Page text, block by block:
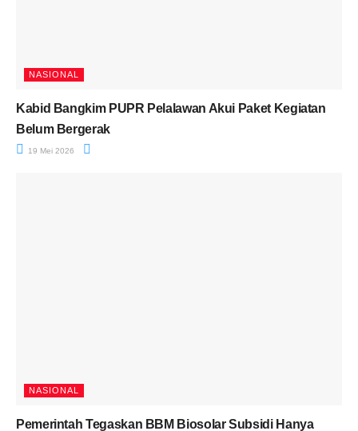
NASIONAL
Kabid Bangkim PUPR Pelalawan Akui Paket Kegiatan
Belum Bergerak
19 Mei 2026
NASIONAL
Pemerintah Tegaskan BBM Biosolar Subsidi Hanya